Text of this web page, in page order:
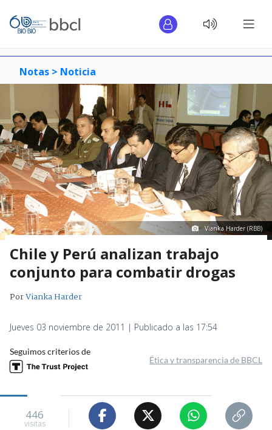
Notas > Noticia
Vianka Harder (RBB)
Chile y Perú analizan trabajo
conjunto para combatir drogas
PorVianka Harder
Jueves 03 noviembre de 2011 | Publicado a las 17:54
Seguimos criterios de
Ética y transparencia de BBCL
446
visitas